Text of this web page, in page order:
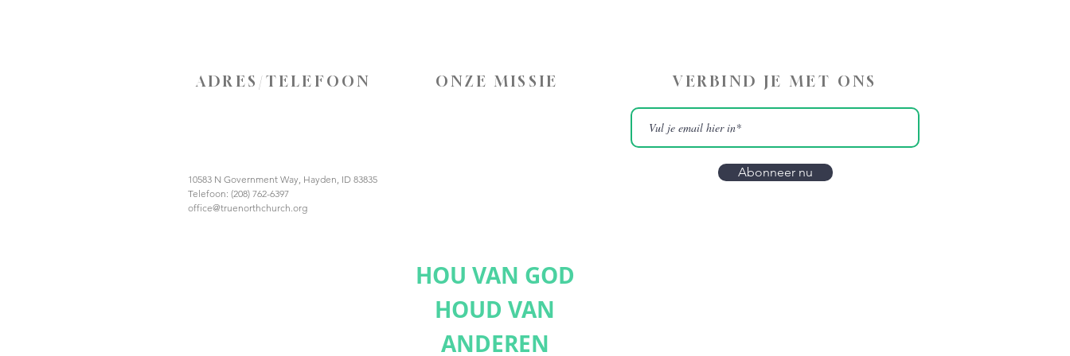
ADRES/TELEFOON ONZE MISSIE
10583 N Government Way, Hayden, ID 83835
Telefoon: (208) 762-6397
office@truenorthchurch.org
HOU VAN GOD
HOUD VAN
ANDEREN
VERBIND JE MET ONS
Abonneer nu